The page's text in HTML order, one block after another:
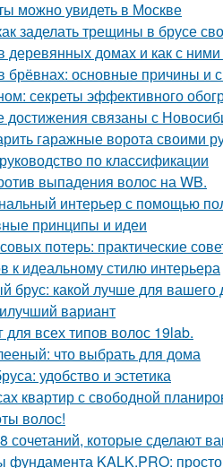
можно увидеть в Москве
заделать трещины в брусе
домах и как с ними
основные причины и
секреты эффективного
достижения связаны с
гаражные ворота своими
по классификации
выпадения волос на WB.
интерьер с помощью
принципы и идеи
потерь: практические
к идеальному стилю интерьера
брус: какой лучше для вашего
вариант
всех типов волос 19lab.
что выбрать для дома
удобство и эстетика
квартир с свободной
волос!
сочетаний, которые сделают
фундамента KALK.PRO: